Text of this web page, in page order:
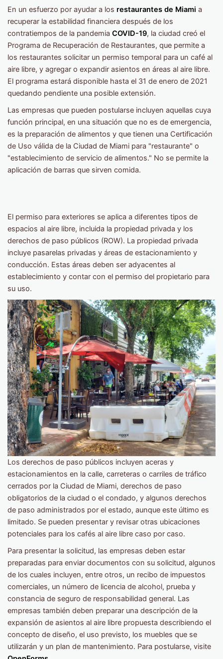
En un esfuerzo por ayudar a los restaurantes de Miami a
recuperar la estabilidad financiera después de los
contratiempos de la pandemia COVID-19, la ciudad creó el
Programa de Recuperación de Restaurantes, que permite a
los restaurantes solicitar un permiso temporal para un café al
aire libre, y agregar o expandir asientos en áreas al aire libre.
El programa estará disponible hasta el 31 de enero de 2021
quedando pendiente una posible extensión.
Las empresas que pueden postularse incluyen aquellas cuya
función principal, en una situación que no es de emergencia,
es la preparación de alimentos y que tienen una Certificación
de Uso válida de la Ciudad de Miami para "restaurante" o
"establecimiento de servicio de alimentos." No se permite la
aplicación de barras que sirven comida.
El permiso para exteriores se aplica a diferentes tipos de
espacios al aire libre, incluida la propiedad privada y los
derechos de paso públicos (ROW). La propiedad privada
incluye pasarelas privadas y áreas de estacionamiento y
conducción. Estas áreas deben ser adyacentes al
establecimiento y contar con el permiso del propietario para
su uso.
Los derechos de paso públicos incluyen aceras y
estacionamientos en la calle, carreteras o carriles de tráfico
cerrados por la Ciudad de Miami, derechos de paso
obligatorios de la ciudad o el condado, y algunos derechos
de paso administrados por el estado, aunque este último es
limitado. Se pueden presentar y revisar otras ubicaciones
potenciales para los cafés al aire libre caso por caso.
Para presentar la solicitud, las empresas deben estar
preparadas para enviar documentos con su solicitud, algunos
de los cuales incluyen, entre otros, un recibo de impuestos
comerciales, un número de licencia de alcohol, prueba y
constancia de seguro de responsabilidad general. Las
empresas también deben preparar una descripción de la
expansión de asientos al aire libre propuesta describiendo el
concepto de diseño, el uso previsto, los muebles que se
utilizarán y un plan de mantenimiento. Para postularse, visite